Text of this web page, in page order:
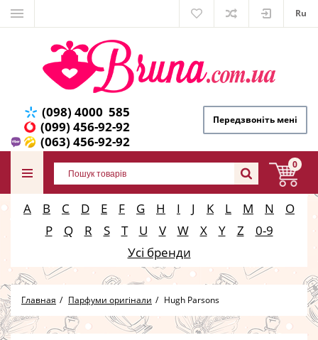
Ru
(098) 4000 585
(099) 456-92-92
(063) 456-92-92
Передзвоніть мені
0
A B C D E F G H I J K L M N
O
P
Q R S T U V W X Y Z
0-9
Усі бренди
Главная Парфуми оригінали Hugh Parsons